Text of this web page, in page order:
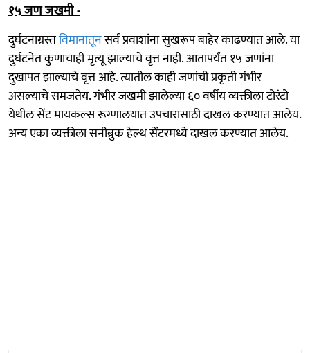
१५ जण जखमी -
दुर्घटनाग्रस्तविमानातूनसर्व प्रवाशांना सुखरूप बाहेर काढण्यात आले. या
दुर्घटनेत कुणाचाही मृत्यू झाल्याचे वृत्त नाही. आतापर्यंत १५ जणांना
दुखापत झाल्याचे वृत्त आहे. त्यातील काही जणांची प्रकृती गंभीर
असल्याचे समजतेय. गंभीर जखमी झालेल्या ६० वर्षीय व्यक्तीला टोरंटो
येथील सेंट मायकल्स रूग्णालयात उपचारासाठी दाखल करण्यात आलेय.
अन्य एका व्यक्तीला सनीब्रुक हेल्थ सेंटरमध्ये दाखल करण्यात आलेय.